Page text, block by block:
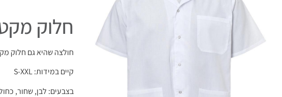
חלוק
חולצה שהיא גם חלוק
קיים במידות: S-XXL
בצבעים: לבן, שחור,